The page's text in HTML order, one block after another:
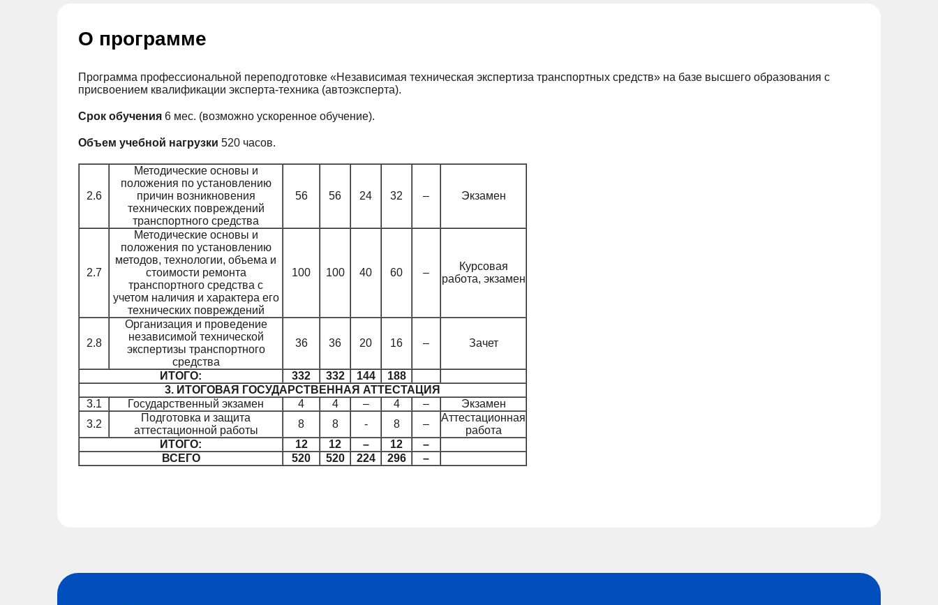
О программе
Программа профессиональной переподготовке «Независимая техническая экспертиза транспортных средств» на базе высшего образования с
присвоением квалификации эксперта-техника (автоэксперта).
Cрок обучения 6 мес. (возможно ускоренное обучение).
Объем учебной нагрузки 520 часов.
2.6
Методические основы и
положения по установлению
причин возникновения
технических повреждений
транспортного средства
56 56 24 32 – Экзамен
2.7
Методические основы и
положения по установлению
методов, технологии, объема и
стоимости ремонта
транспортного средства с
учетом наличия и характера его
технических повреждений
100 100 40 60 –
Курсовая
работа, экзамен
2.8
Организация и проведение
независимой технической
экспертизы транспортного
средства
36 36 20 16 – Зачет
ИТОГО: 332 332 144
188
3. ИТОГОВАЯ ГОСУДАРСТВЕННАЯ АТТЕСТАЦИЯ
3.1
Государственный экзамен 4 4 – 4 –
Экзамен
3.2
Подготовка и защита
аттестационной работы
8 8 - 8 –
Аттестационная
работа
ИТОГО:
12 12 – 12
–
ВСЕГО
520 520 224 296 –